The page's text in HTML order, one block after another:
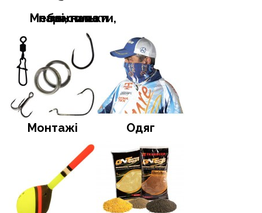
Меблі, намети, тенти та парасольки
Монтажі Одяг